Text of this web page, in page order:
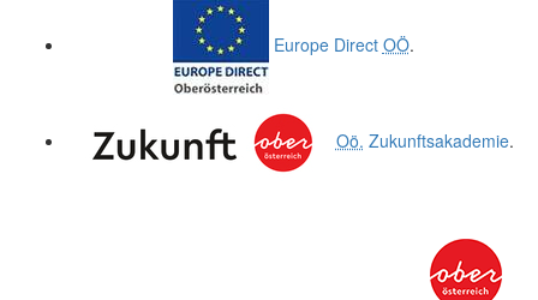
Europe Direct OÖ.
Oö. Zukunftsakademie.